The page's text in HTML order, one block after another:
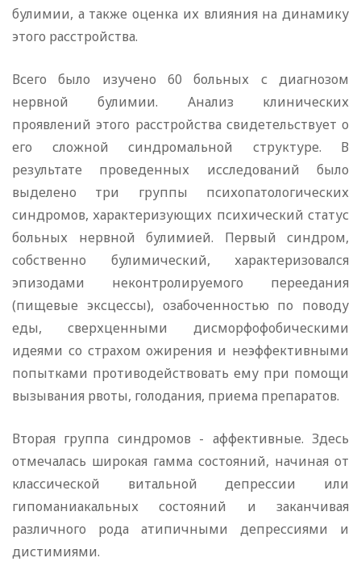
булимии, а также оценка их влияния на динамику
этого расстройства.
Всего было изучено 60 больных с диагнозом
нервной булимии. Анализ клинических
проявлений этого расстройства свидетельствует о
его сложной синдромальной структуре. В
результате проведенных исследований было
выделено три группы психопатологических
синдромов, характеризующих психический статус
больных нервной булимией. Первый синдром,
собственно булимический, характеризовался
эпизодами неконтролируемого переедания
(пищевые эксцессы), озабоченностью по поводу
еды, сверхценными дисморфофобическими
идеями со страхом ожирения и неэффективными
попытками противодействовать ему при помощи
вызывания рвоты, голодания, приема препаратов.
Вторая группа синдромов - аффективные. Здесь
отмечалась широкая гамма состояний, начиная от
классической витальной депрессии или
гипоманиакальных состояний и заканчивая
различного рода атипичными депрессиями и
дистимиями.